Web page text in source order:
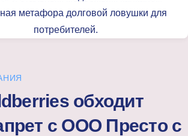
обходит
с ООО Престо с